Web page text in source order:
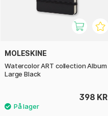
MOLESKINE
Watercolor ART collection Album
Large Black
398 KR